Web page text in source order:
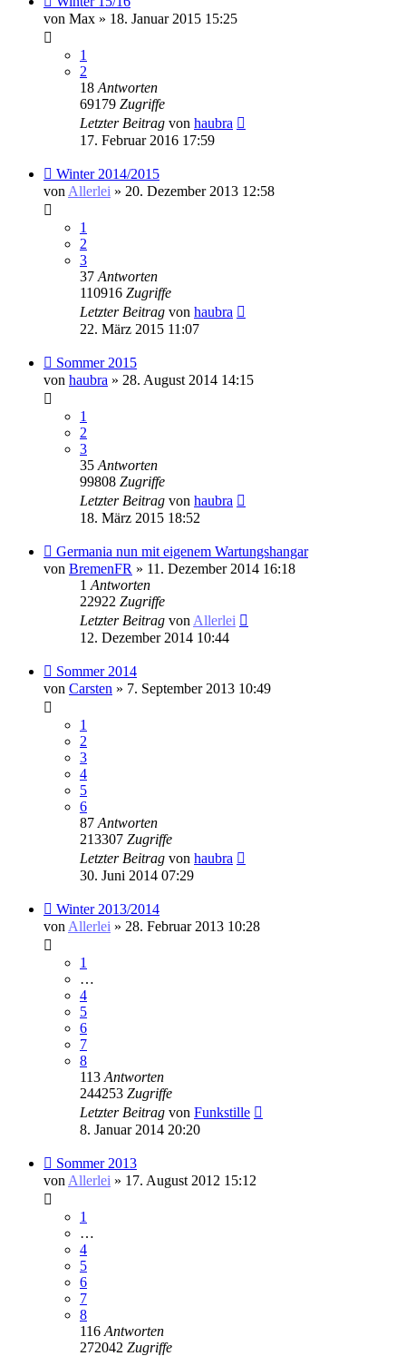
von Max » 18. Januar 2015 15:25
1
2
18 Antworten
69179 Zugriffe
Letzter Beitrag von haubra
17. Februar 2016 17:59
Winter 2014/2015
von Allerlei » 20. Dezember 2013 12:58
1
2
3
37 Antworten
110916 Zugriffe
Letzter Beitrag von haubra
22. März 2015 11:07
Sommer 2015
von haubra » 28. August 2014 14:15
1
2
3
35 Antworten
99808 Zugriffe
Letzter Beitrag von haubra
18. März 2015 18:52
Germania nun mit eigenem Wartungshangar
von BremenFR » 11. Dezember 2014 16:18
1 Antworten
22922 Zugriffe
Letzter Beitrag von Allerlei
12. Dezember 2014 10:44
Sommer 2014
von Carsten » 7. September 2013 10:49
1
2
3
4
5
6
87 Antworten
213307 Zugriffe
Letzter Beitrag von haubra
30. Juni 2014 07:29
Winter 2013/2014
von Allerlei » 28. Februar 2013 10:28
1
…
4
5
6
7
8
113 Antworten
244253 Zugriffe
Letzter Beitrag von Funkstille
8. Januar 2014 20:20
Sommer 2013
von Allerlei » 17. August 2012 15:12
1
…
4
5
6
7
8
116 Antworten
272042 Zugriffe